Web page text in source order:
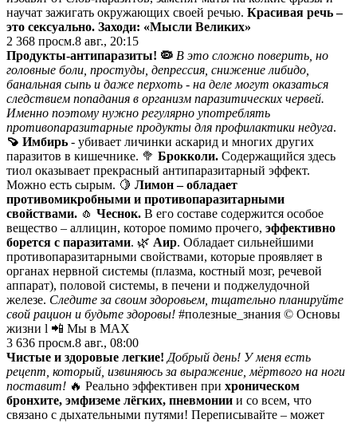
научат зажигать окружающих своей речью. Красивая речь –
это сексуально. Заходи: «Мысли Великих»
2 368 просм.8 авг., 20:15
Продукты-антипаразиты! 🦠 В это сложно поверить, но
головные боли, простуды, депрессия, снижение либидо,
банальная сыпь и даже перхоть - на деле могут оказаться
следствием попадания в организм паразитических червей.
Именно поэтому нужно регулярно употреблять
противопаразитарные продукты для профилактики недуга.
🍠 Имбирь - убивает личинки аскарид и многих других
паразитов в кишечнике. 🥦 Брокколи. Содержащийся здесь
тиол оказывает прекрасный антипаразитарный эффект.
Можно есть сырым. 🍋 Лимон – обладает
противомикробными и противопаразитарными
свойствами. 🧄 Чеснок. В его составе содержится особое
вещество – аллицин, которое помимо прочего, эффективно
борется с паразитами. 🌿 Аир. Обладает сильнейшими
противопаразитарными свойствами, которые проявляет в
органах нервной системы (плазма, костный мозг, речевой
аппарат), половой системы, в печени и поджелудочной
железе. Следите за своим здоровьем, тщательно планируйте
свой рацион и будьте здоровы! #полезные_знания © Основы
жизни l 📲 Мы в MAX
3 636 просм.8 авг., 08:00
Чистые и здоровые легкие! Добрый день! У меня есть
рецепт, который, извиняюсь за выражение, мёртвого на ноги
поставит! 🔥 Реально эффективен при хроническом
бронхите, эмфиземе лёгких, пневмонии и со всем, что
связано с дыхательными путями! Переписывайте – может